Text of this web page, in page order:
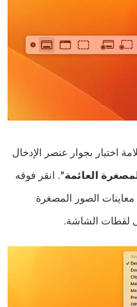
العائمة”. انقر فوقه
معاينات الصور المصغرة
لقطات الشاشة.